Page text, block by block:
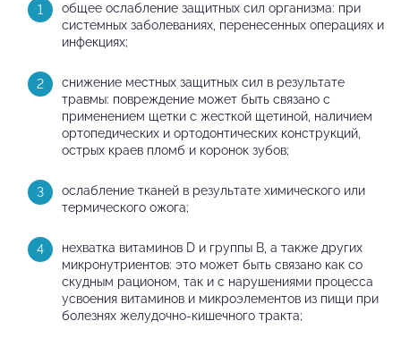
общее ослабление защитных сил организма: при
системных заболеваниях, перенесенных операциях и
инфекциях;
снижение местных защитных сил в результате
травмы: повреждение может быть связано с
применением щетки с жесткой щетиной, наличием
ортопедических и ортодонтических конструкций,
острых краев пломб и коронок зубов;
ослабление тканей в результате химического или
термического ожога;
нехватка витаминов D и группы В, а также других
микронутриентов: это может быть связано как со
скудным рационом, так и с нарушениями процесса
усвоения витаминов и микроэлементов из пищи при
болезнях желудочно-кишечного тракта;